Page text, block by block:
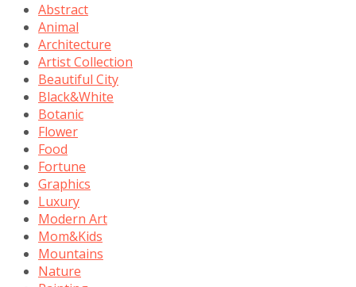
Abstract
Animal
Architecture
Artist Collection
Beautiful City
Black&White
Botanic
Flower
Food
Fortune
Graphics
Luxury
Modern Art
Mom&Kids
Mountains
Nature